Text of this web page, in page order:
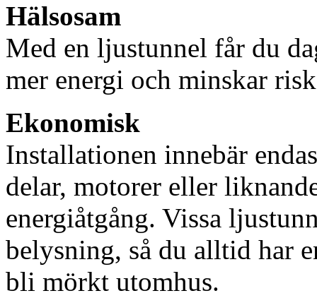
Hälsosam
Med en ljustunnel får du
mer energi och minskar
Ekonomisk
Installationen innebär
delar, motorer eller
energiåtgång. Vissa
belysning, så du alltid har
bli mörkt utomhus.